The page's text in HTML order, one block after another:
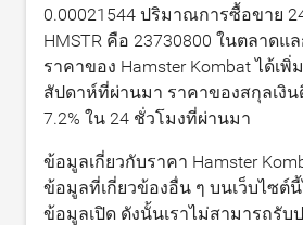
0.00021544 ปริมาณการซื้อขาย
HMSTR คือ 23730800 ในตลาดแล
ราคาของ Hamster Kombat ได้เพิ่
สัปดาห์ที่ผ่านมา ราคาของสกุลเงิ
7.2% ใน 24 ชั่วโมงที่ผ่านมา
ข้อมูลเกี่ยวกับราคา Hamster
ข้อมูลที่เกี่ยวข้องอื่น ๆ บนเว็บไซต์
ข้อมูลเปิด ดังนั้นเราไม่สามารถรั